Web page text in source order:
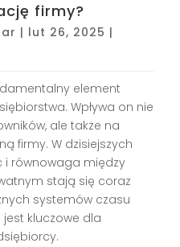
firmy?
| lut 26, 2025 |
element
Wpływa on nie
ale także na
firmy. W dzisiejszych
i równowaga między
stają się coraz
systemów czasu
jest kluczowe dla